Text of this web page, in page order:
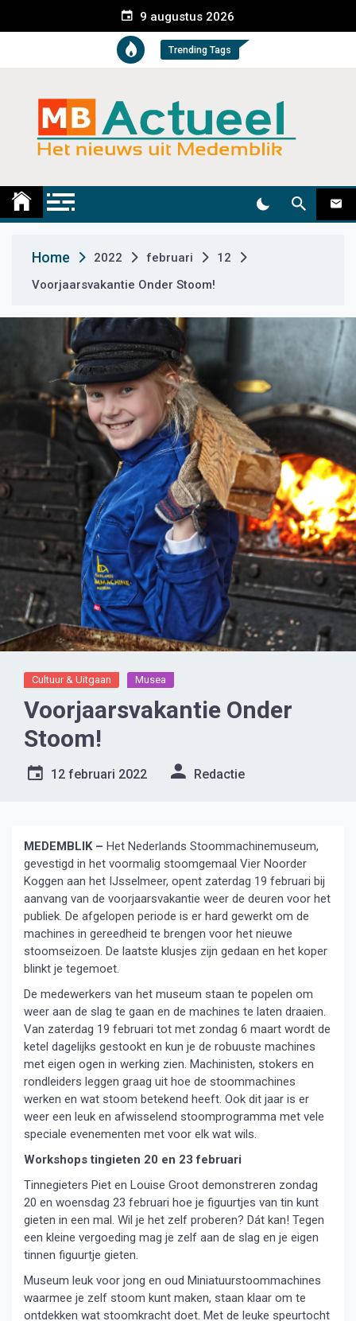
e
t
9 augustus 2026
Trending Tags
Medemblik Actueel
Home 2022 februari
12
Voorjaarsvakantie Onder Stoom!
Cultuur & Uitgaan Musea
Voorjaarsvakantie Onder
Stoom!
12 februari 2022 Redactie
MEDEMBLIK – Het Nederlands Stoommachinemuseum,
gevestigd in het voormalig stoomgemaal Vier Noorder
Koggen aan het IJsselmeer, opent zaterdag 19 februari bij
aanvang van de voorjaarsvakantie weer de deuren voor het
publiek. De afgelopen periode is er hard gewerkt om de
machines in gereedheid te brengen voor het nieuwe
stoomseizoen. De laatste klusjes zijn gedaan en het koper
blinkt je tegemoet.
De medewerkers van het museum staan te popelen om
weer aan de slag te gaan en de machines te laten draaien.
Van zaterdag 19 februari tot met zondag 6 maart wordt de
ketel dagelijks gestookt en kun je de robuuste machines
met eigen ogen in werking zien. Machinisten, stokers en
rondleiders leggen graag uit hoe de stoommachines
werken en wat stoom betekend heeft. Ook dit jaar is er
weer een leuk en afwisselend stoomprogramma met vele
speciale evenementen met voor elk wat wils.
Workshops tingieten 20 en 23 februari
Tinnegieters Piet en Louise Groot demonstreren zondag
20 en woensdag 23 februari hoe je figuurtjes van tin kunt
gieten in een mal. Wil je het zelf proberen? Dát kan! Tegen
een kleine vergoeding mag je zelf aan de slag en je eigen
tinnen figuurtje gieten.
Museum leuk voor jong en oud Miniatuurstoommachines
waarmee je zelf stoom kunt maken, staan klaar om te
ontdekken wat stoomkracht doet. Met de leuke speurtocht